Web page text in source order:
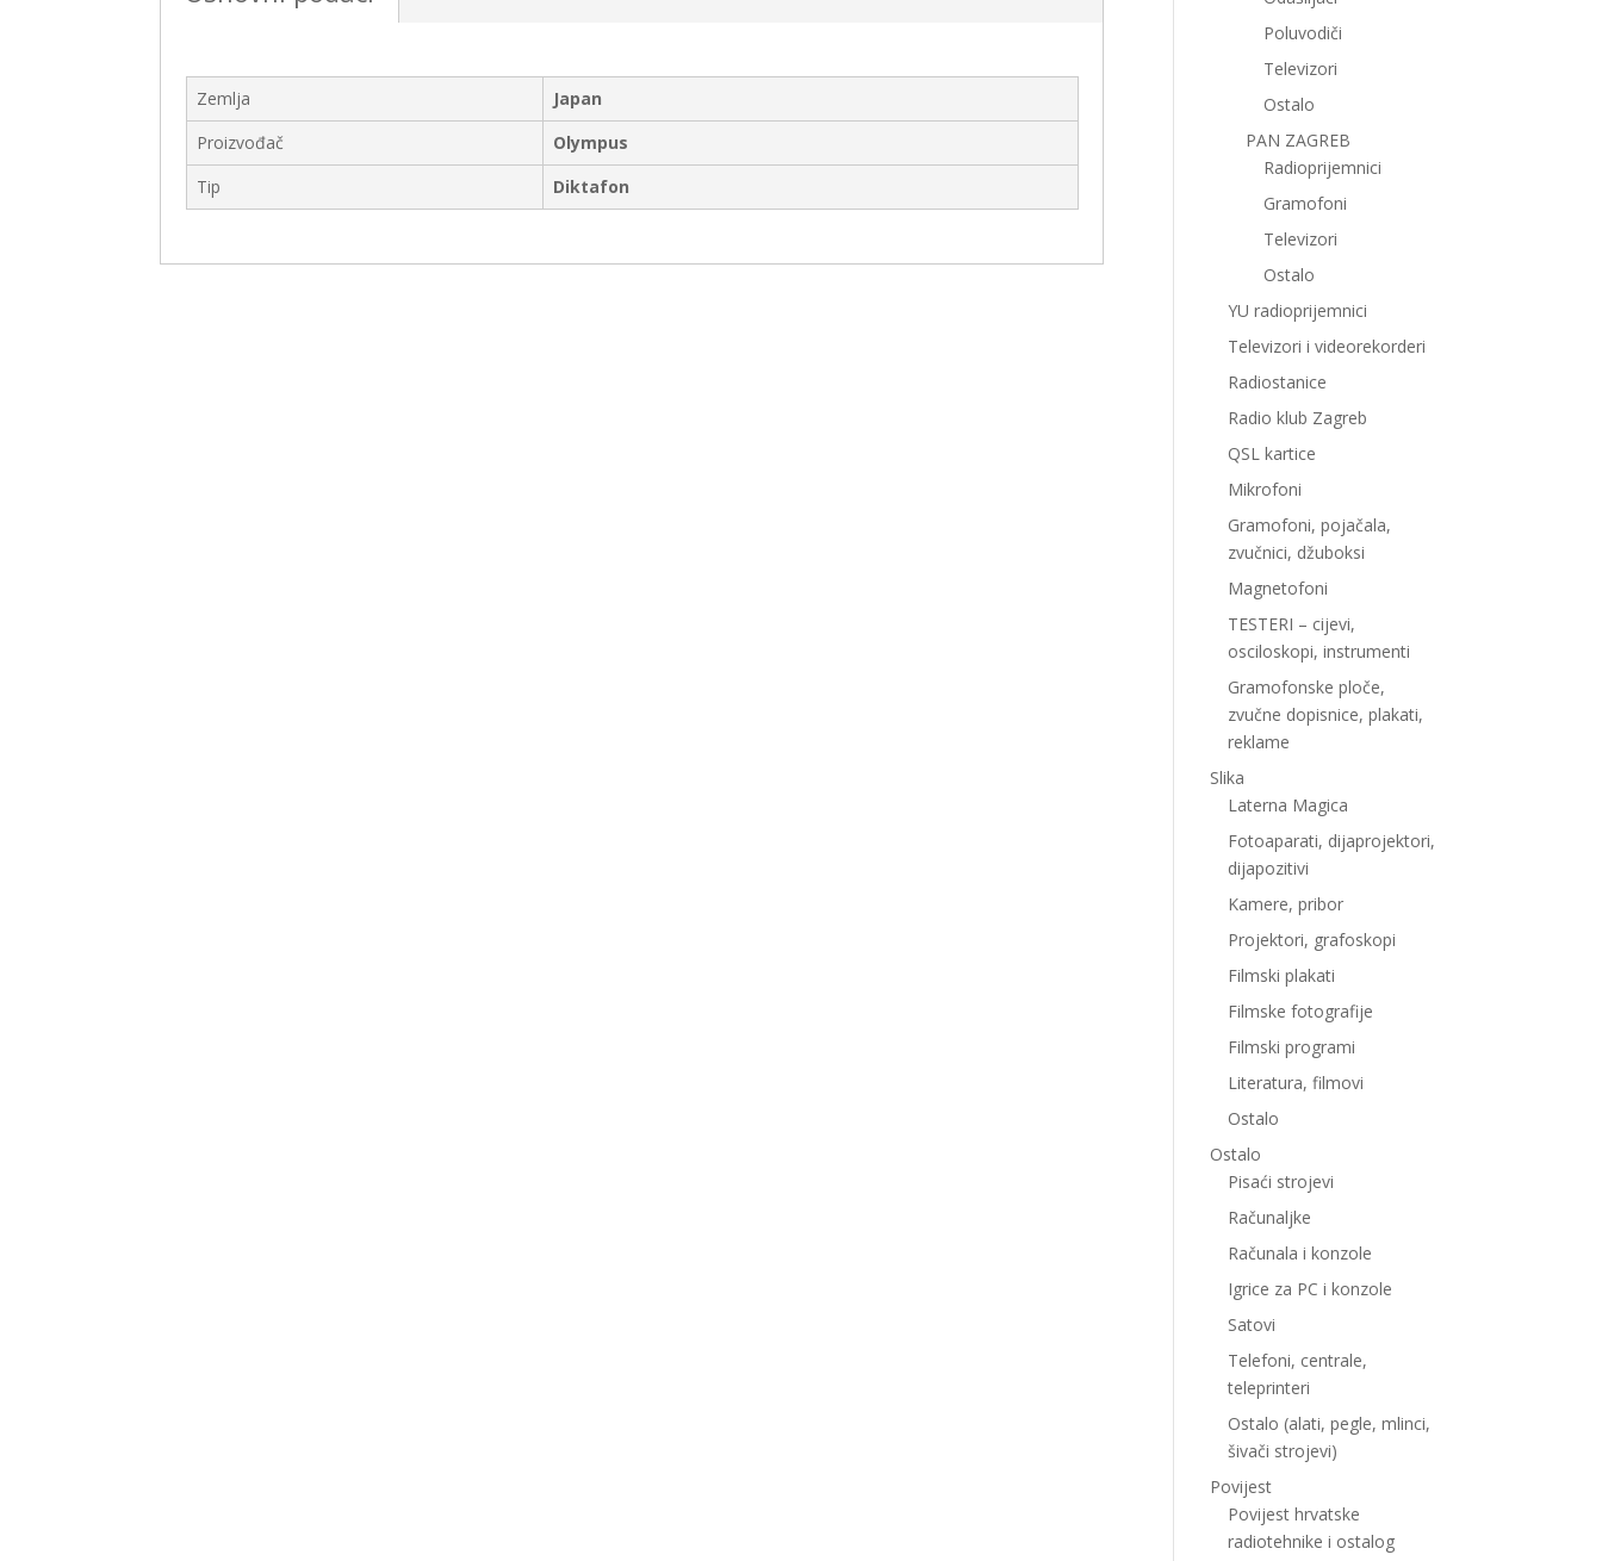
Zemlja
Japan
Proizvođač
Olympus
Tip
Diktafon
Poluvodiči
Televizori
Ostalo
PAN ZAGREB
Radioprijemnici
Gramofoni
Televizori
Ostalo
YU radioprijemnici
Televizori i videorekorderi
Radiostanice
Radio klub Zagreb
QSL kartice
Mikrofoni
Gramofoni, pojačala,
zvučnici, džuboksi
Magnetofoni
TESTERI – cijevi,
osciloskopi, instrumenti
Gramofonske ploče,
zvučne dopisnice, plakati,
reklame
Slika
Laterna Magica
Fotoaparati, dijaprojektori,
dijapozitivi
Kamere, pribor
Projektori, grafoskopi
Filmski plakati
Filmske fotografije
Filmski programi
Literatura, filmovi
Ostalo
Ostalo
Pisaći strojevi
Računaljke
Računala i konzole
Igrice za PC i konzole
Satovi
Telefoni, centrale,
teleprinteri
Ostalo (alati, pegle, mlinci,
šivači strojevi)
Povijest
Povijest hrvatske
radiotehnike i ostalog